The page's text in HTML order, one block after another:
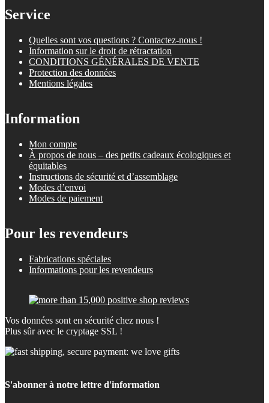
Service
Quelles sont vos questions ? Contactez-nous !
Information sur le droit de rétractation
CONDITIONS GÉNÉRALES DE VENTE
Protection des données
Mentions légales
Information
Mon compte
À propos de nous – des petits cadeaux écologiques et
équitables
Instructions de sécurité et d’assemblage
Modes d’envoi
Modes de paiement
Pour les revendeurs
Fabrications spéciales
Informations pour les revendeurs
Vos données sont en sécurité chez nous !
Plus sûr avec le cryptage SSL !
S'abonner à notre lettre d'information